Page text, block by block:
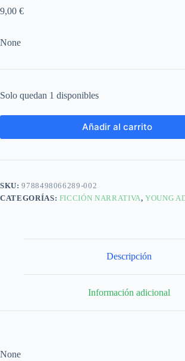
9,00 €
None
Solo quedan 1 disponibles
Añadir al carrito
SKU:9788498066289-002
CATEGORÍAS: FICCIÓN NARRATIVA,YOUNG
Descripción
Información adicional
None